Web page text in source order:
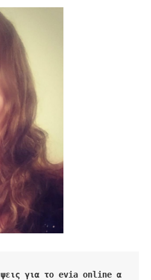
για το evia online α